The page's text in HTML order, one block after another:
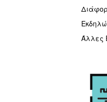
Άλλες